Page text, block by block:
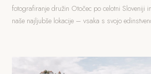
fotografiranje družin Otočec po celotni Sloveniji
naše najljubše lokacije – vsaka s svojo